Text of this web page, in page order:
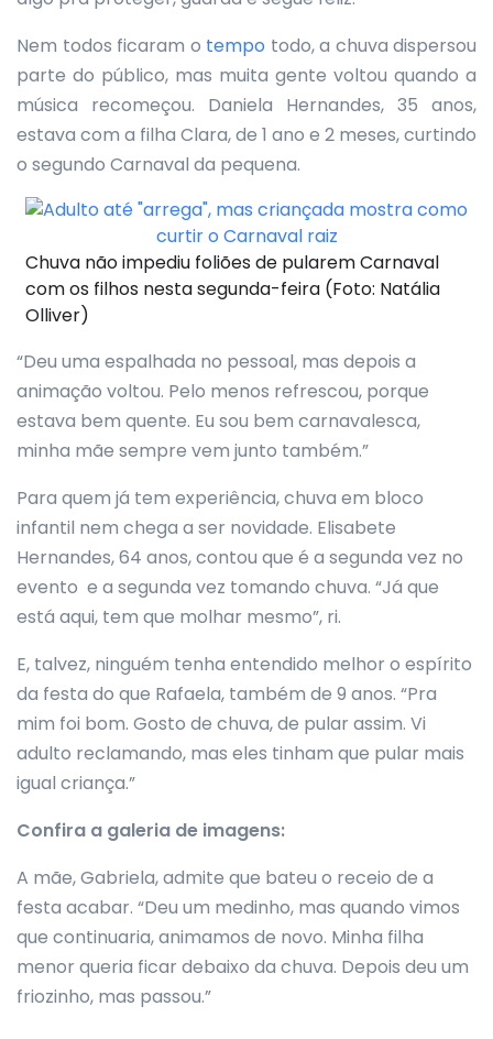
Nem todos ficaram o tempo todo, a chuva dispersou
parte do público, mas muita gente voltou quando a
música recomeçou. Daniela Hernandes, 35 anos,
estava com a filha Clara, de 1 ano e 2 meses, curtindo
o segundo Carnaval da pequena.
Chuva não impediu foliões de pularem Carnaval
com os filhos nesta segunda-feira (Foto: Natália
Olliver)
“Deu uma espalhada no pessoal, mas depois a
animação voltou. Pelo menos refrescou, porque
estava bem quente. Eu sou bem carnavalesca,
minha mãe sempre vem junto também.”
Para quem já tem experiência, chuva em bloco
infantil nem chega a ser novidade. Elisabete
Hernandes, 64 anos, contou que é a segunda vez no
evento e a segunda vez tomando chuva. “Já que
está aqui, tem que molhar mesmo”, ri.
E, talvez, ninguém tenha entendido melhor o espírito
da festa do que Rafaela, também de 9 anos. “Pra
mim foi bom. Gosto de chuva, de pular assim. Vi
adulto reclamando, mas eles tinham que pular mais
igual criança.”
Confira a galeria de imagens:
A mãe, Gabriela, admite que bateu o receio de a
festa acabar. “Deu um medinho, mas quando vimos
que continuaria, animamos de novo. Minha filha
menor queria ficar debaixo da chuva. Depois deu um
friozinho, mas passou.”